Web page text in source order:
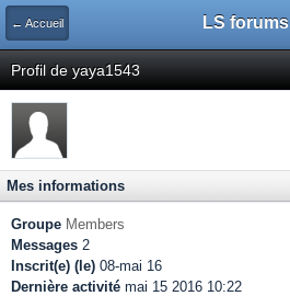
← Accueil LS forums
Profil de yaya1543
Mes informations
Groupe Members
Messages 2
Inscrit(e) (le) 08-mai 16
Dernière activité mai 15 2016 10:22